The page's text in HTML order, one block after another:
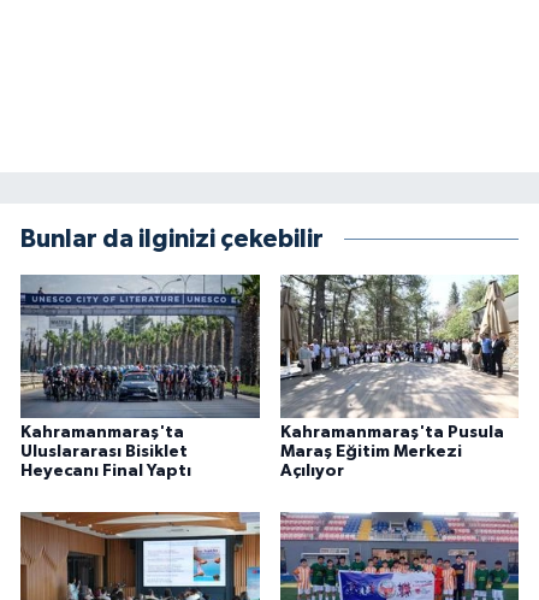
Bunlar da ilginizi çekebilir
Kahramanmaraş'ta
Uluslararası Bisiklet
Heyecanı Final Yaptı
Kahramanmaraş'ta Pusula
Maraş Eğitim Merkezi
Açılıyor